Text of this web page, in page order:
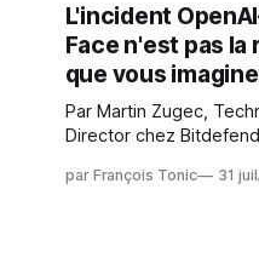
L'incident
Face n'est pas
que vous
Par Martin Zugec,
Director chez Bitdefender
dans le cadre d'une
par François Tonic 31